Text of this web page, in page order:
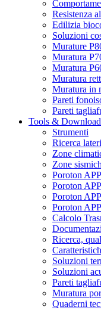
Resistenza
Edilizia
Soluzioni
Murature
Muratura
Muratura
Muratura
Muratura in
Pareti
Pareti
Tools & Download
Strumenti
Ricerca
Zone
Zone
Poroton
Poroton
Poroton
Poroton
Calcolo
Ricerca,
Soluzioni
Soluzioni
Pareti
Muratura
Quaderni